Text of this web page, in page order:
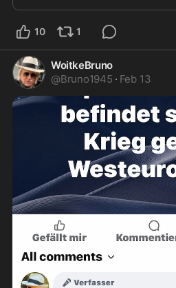
10 1
WoitkeBruno
@Bruno1945 · Feb 13